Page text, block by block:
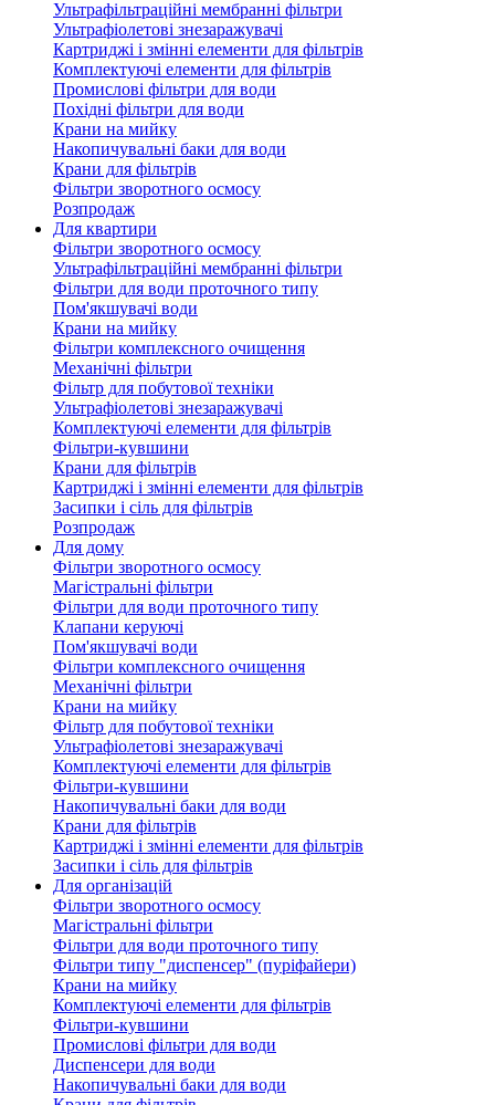
Ультрафільтраційні мембранні фільтри
Ультрафіолетові знезаражувачі
Картриджі і змінні елементи для фільтрів
Комплектуючі елементи для фільтрів
Промислові фільтри для води
Похідні фільтри для води
Крани на мийку
Накопичувальні баки для води
Крани для фільтрів
Фільтри зворотного осмосу
Розпродаж
Для квартири
Фільтри зворотного осмосу
Ультрафільтраційні мембранні фільтри
Фільтри для води проточного типу
Пом'якшувачі води
Крани на мийку
Фільтри комплексного очищення
Механічні фільтри
Фільтр для побутової техніки
Ультрафіолетові знезаражувачі
Комплектуючі елементи для фільтрів
Фільтри-кувшини
Крани для фільтрів
Картриджі і змінні елементи для фільтрів
Засипки і сіль для фільтрів
Розпродаж
Для дому
Фільтри зворотного осмосу
Магістральні фільтри
Фільтри для води проточного типу
Клапани керуючі
Пом'якшувачі води
Фільтри комплексного очищення
Механічні фільтри
Крани на мийку
Фільтр для побутової техніки
Ультрафіолетові знезаражувачі
Комплектуючі елементи для фільтрів
Фільтри-кувшини
Накопичувальні баки для води
Крани для фільтрів
Картриджі і змінні елементи для фільтрів
Засипки і сіль для фільтрів
Для організацій
Фільтри зворотного осмосу
Магістральні фільтри
Фільтри для води проточного типу
Фільтри типу "диспенсер" (пуріфайери)
Крани на мийку
Комплектуючі елементи для фільтрів
Фільтри-кувшини
Промислові фільтри для води
Диспенсери для води
Накопичувальні баки для води